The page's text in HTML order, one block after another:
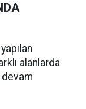
alanlarda